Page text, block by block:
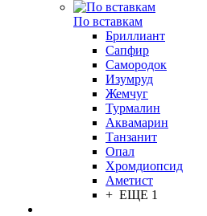
По вставкам
Бриллиант
Сапфир
Самородок
Изумруд
Жемчуг
Турмалин
Аквамарин
Танзанит
Опал
Хромдиопсид
Аметист
+ ЕЩЕ 1